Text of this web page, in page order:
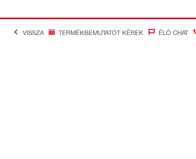
VISSZA TERMÉKBEMUTATÓT KÉREK ÉLŐ CHAT